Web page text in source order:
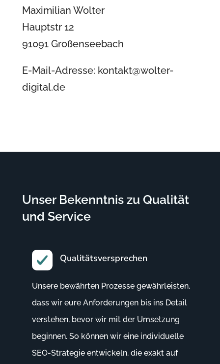
Maximilian Wolter
Hauptstr 12
91091 Großenseebach
E-Mail-Adresse: kontakt@wolter-
digital.de
Unser Bekenntnis zu Qualität
und Service
Qualitätsversprechen
Unsere bewährten Prozesse gewährleisten,
dass wir eure Anforderungen bis ins Detail
verstehen, bevor wir mit der Umsetzung
beginnen. So können wir eine individuelle
SEO-Strategie entwickeln, die exakt auf